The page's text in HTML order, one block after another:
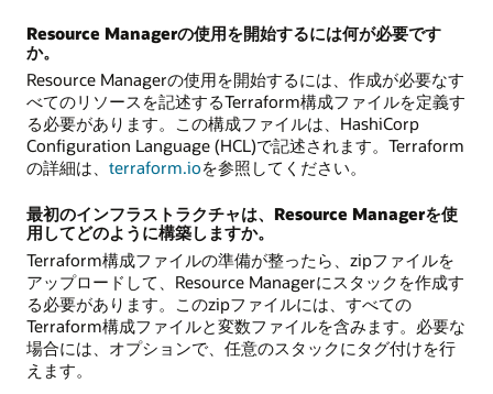
Resource Managerの使用を開始するには何が必要です
か。
Resource Managerの使用を開始するには、作成が必要なす
べてのリソースを記述するTerraform構成ファイルを定義す
る必要があります。この構成ファイルは、HashiCorp
Configuration Language (HCL)で記述されます。Terraform
の詳細は、 terraform.ioを参照してください。
最初のインフラストラクチャは、Resource Managerを使
用してどのように構築しますか。
Terraform構成ファイルの準備が整ったら、zipファイルを
アップロードして、Resource Managerにスタックを作成す
る必要があります。このzipファイルには、すべての
Terraform構成ファイルと変数ファイルを含みます。必要な
場合には、オプションで、任意のスタックにタグ付けを行
えます。